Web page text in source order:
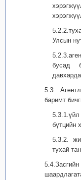
Улсын
бусад
5.3.
баримт
5.3.1.үйл
бүтцийн
5.3.2.
тухай